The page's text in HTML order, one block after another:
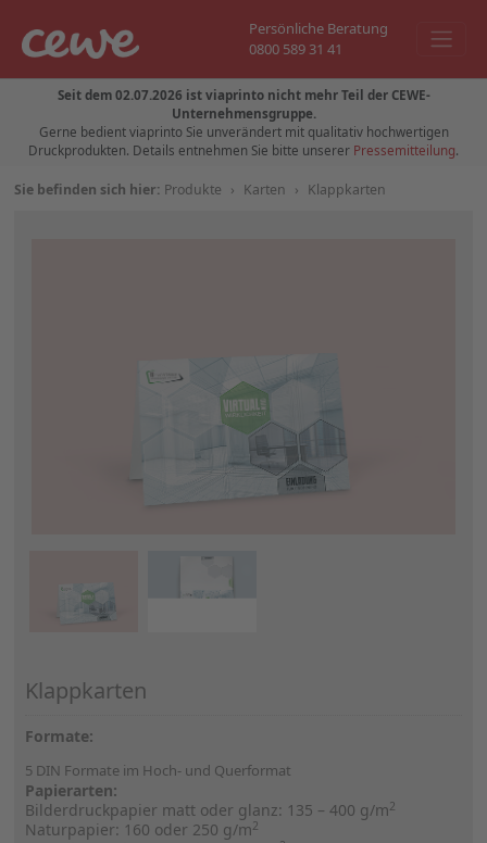
Persönliche Beratung
0800 589 31 41
Seit dem 02.07.2026 ist viaprinto nicht mehr Teil der CEWE-
Unternehmensgruppe.
Gerne bedient viaprinto Sie unverändert mit qualitativ hochwertigen
Druckprodukten. Details entnehmen Sie bitte unserer Pressemitteilung.
Sie befinden sich hier: Produkte › Karten › Klappkarten
Klappkarten
Formate:
5 DIN Formate im Hoch- und Querformat
Papierarten:
Bilderdruckpapier matt oder glanz: 135 – 400 g/m2
Naturpapier: 160 oder 250 g/m2